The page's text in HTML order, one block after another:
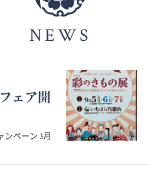
NEWS
ェア開
ンペーン 3月